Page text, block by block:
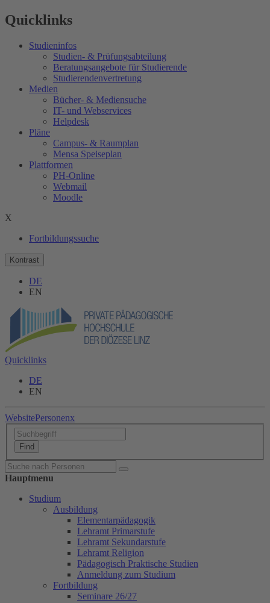
Quicklinks
Studieninfos
Studien- & Prüfungsabteilung
Beratungsangebote für Studierende
Studierendenvertretung
Medien
Bücher- & Mediensuche
IT- und Webservices
Helpdesk
Pläne
Campus- & Raumplan
Mensa Speiseplan
Plattformen
PH-Online
Webmail
Moodle
X
Fortbildungssuche
Kontrast
DE
EN
Quicklinks
DE
EN
WebsitePersonenx
Hauptmenu
Studium
Ausbildung
Elementarpädagogik
Lehramt Primarstufe
Lehramt Sekundarstufe
Lehramt Religion
Pädagogisch Praktische Studien
Anmeldung zum Studium
Fortbildung
Seminare 26/27